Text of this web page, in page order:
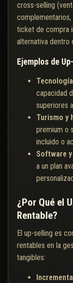
cross-selling
complementarios,
ticket de compra
alternativa dentro
Ejemplos de
capacidad
superiores
Turismo y
premium o
incluido o
Software
a un plan
¿Por Qué el
Rentable?
El up-selling es
rentables en la
tangibles: